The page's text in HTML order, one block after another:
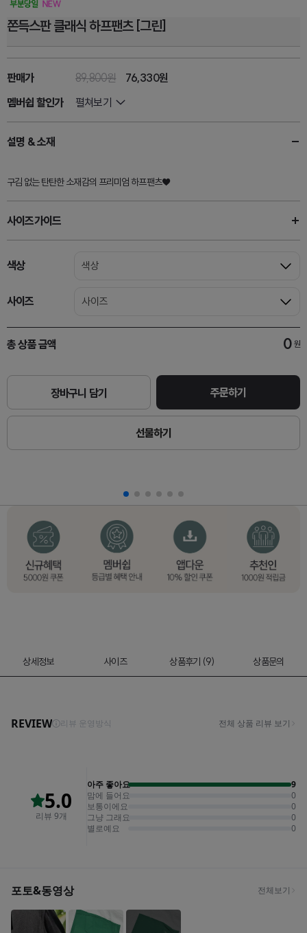
쫀득스판 클래식 하프팬츠 [그린]
판매가 89,800원 76,330원
멤버쉽 할인가
펼쳐보기
설명 & 소재
구김 없는 탄탄한 소재감의 프리미엄 하프팬츠♥
사이즈가이드
색상 색상
사이즈 사이즈
총 상품 금액 0 원
장바구니 담기 주문하기
선물하기
상세정보 사이즈 상품후기 (9) 상품문의